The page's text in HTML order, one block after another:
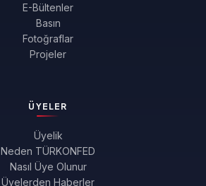
E-Bültenler
Basın
Fotoğraflar
Projeler
ÜYELER
Üyelik
Neden TÜRKONFED
Nasıl Üye Olunur
Üyelerden Haberler